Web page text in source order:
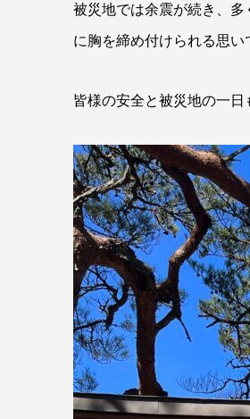
被災地では余震が続き、
に胸を締め付けられる思い
皆様の安全と被災地の一日